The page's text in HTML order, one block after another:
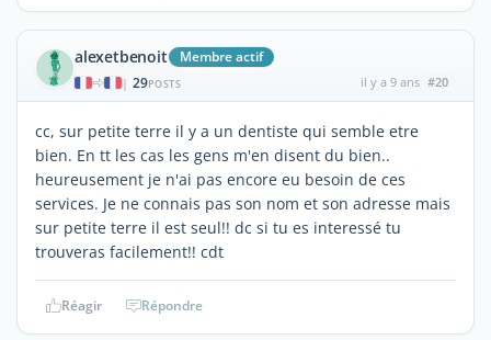
alexetbenoit Membre actif
| 29POSTS il y a 9 ans #20
cc, sur petite terre il y a un dentiste qui semble etre
bien. En tt les cas les gens m'en disent du bien..
heureusement je n'ai pas encore eu besoin de ces
services. Je ne connais pas son nom et son adresse mais
sur petite terre il est seul!! dc si tu es interessé tu
trouveras facilement!! cdt
Réagir Répondre